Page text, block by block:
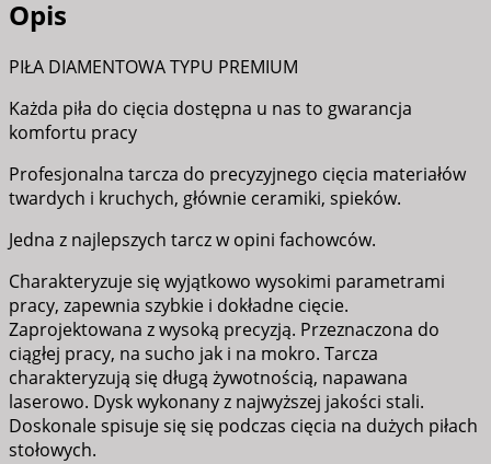
Opis
PIŁA DIAMENTOWA TYPU PREMIUM
Każda piła do cięcia dostępna u nas to gwarancja
komfortu pracy
Profesjonalna tarcza do precyzyjnego cięcia materiałów
twardych i kruchych, głównie ceramiki, spieków.
Jedna z najlepszych tarcz w opini fachowców.
Charakteryzuje się wyjątkowo wysokimi parametrami
pracy, zapewnia szybkie i dokładne cięcie.
Zaprojektowana z wysoką precyzją. Przeznaczona do
ciągłej pracy, na sucho jak i na mokro. Tarcza
charakteryzują się długą żywotnością, napawana
laserowo. Dysk wykonany z najwyższej jakości stali.
Doskonale spisuje się się podczas cięcia na dużych piłach
stołowych.